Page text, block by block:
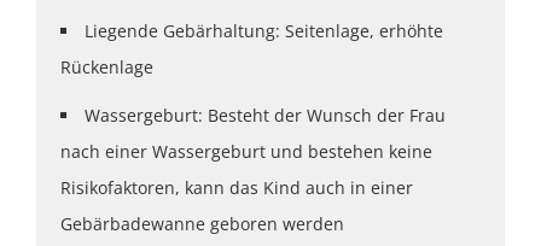
Liegende Gebärhaltung: Seitenlage, erhöhte
Rückenlage
Wassergeburt: Besteht der Wunsch der Frau
nach einer Wassergeburt und bestehen keine
Risikofaktoren, kann das Kind auch in einer
Gebärbadewanne geboren werden